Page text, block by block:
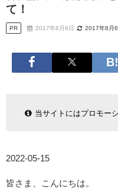
て！
PR 2017年8月6日 2017年8月6
当サイトにはプロモー
2022-05-15
皆さま、こんにちは。